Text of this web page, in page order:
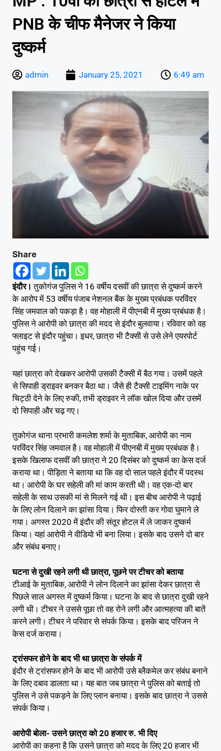
PNB के चीफ मैनेजर ने किया
दुष्कर्म
admin January 25, 2021 6:49 am
Share
इंदौर। तुकोगंज पुलिस ने 16 वर्षीय दसवीं की छात्रा से दुष्कर्म करने
के आरोप में 53 वर्षीय पंजाब नेशनल बैंक के मुख्य प्रबंधक परविंदर
सिंह जमवाल को पकड़ा है। वह मोहाली में पीएनबी में मुख्य प्रबंधक है।
पुलिस ने आरोपी को छात्रा की मदद से इंदौर बुलवाया। रविवार को वह
फ्लाइट से इंदौर पहुंचा। इधर, छात्रा भी टैक्सी से उसे लेने एयरपोर्ट
पहुंच गई।
यहां छात्रा को देखकर आरोपी उसकी टैक्सी में बैठ गया। उसमें पहले
से सिपाही ड्राइवर बनकर बैठा था। जैसे ही टैक्सी टाइमिंग नाके पर
चिट्ठी देने के लिए रुकी, तभी ड्राइवर ने लॉक खोल दिया और उसमें
दो सिपाही और चढ़ गए।
तुकोगंज थाना प्रभारी कमलेश शर्मा के मुताबिक, आरोपी का नाम
परविंदर सिंह जमवाल है। वह मोहाली में पीएनबी में मुख्य प्रबंधक है।
इसके खिलाफ दसवीं की छात्रा ने 20 दिसंबर को दुष्कर्म का केस दर्ज
कराया था। पीड़िता ने बताया था कि वह दो साल पहले इंदौर में पदस्थ
था। आरोपी के घर सहेली की मां काम करती थी। वह एक-दो बार
सहेली के साथ उसकी मां से मिलने गई थी। इस बीच आरोपी ने पढ़ाई
के लिए लोन दिलाने का झांसा दिया। फिर दोस्ती कर गोवा घुमाने ले
गया। अगस्त 2020 में इंदौर की संतूर होटल में ले जाकर दुष्कर्म
किया। यहां आरोपी ने वीडियो भी बना लिया। इसके बाद उसने दो बार
और संबंध बनाए।
घटना से दुखी रहने लगी थी छात्रा, पूछने पर टीचर को बताया
टीआई के मुताबिक, आरोपी ने लोन दिलाने का झांसा देकर छात्रा से
पिछले साल अगस्त में दुष्कर्म किया। घटना के बाद से छात्रा दुखी रहने
लगी थी। टीचर ने उससे पूछा तो वह रोने लगी और आत्महत्या की बातें
करने लगी। टीचर ने परिवार से संपर्क किया। इसके बाद परिजन ने
केस दर्ज कराया।
ट्रांसफर होने के बाद भी था छात्रा के संपर्क में
इंदौर से ट्रांसफर होने के बाद भी आरोपी उसे ब्लैकमेल कर संबंध बनाने
के लिए दबाव डालता था। यह बात जब छात्रा ने पुलिस को बताई तो
पुलिस ने उसे पकड़ने के लिए प्लान बनाया। इसके बाद छात्रा ने उससे
संपर्क किया।
आरोपी बोला- उसने छात्रा को 20 हजार रु. भी दिए
आरोपी का कहना है कि उसने छात्रा को मदद के लिए 20 हजार भी